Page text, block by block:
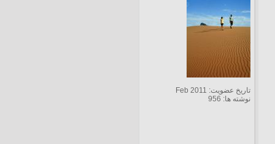
تاریخ عضویت: Feb 2011
نوشته ها: 956